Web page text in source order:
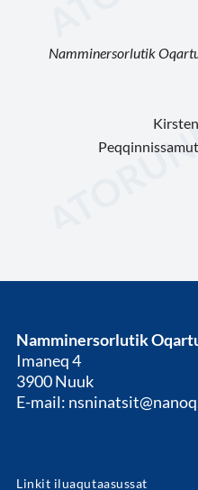
Namminersorlutik
Namminersorlutik
Imaneq 4
3900 Nuuk
E-mail:
Linkit iluaqutaasussat